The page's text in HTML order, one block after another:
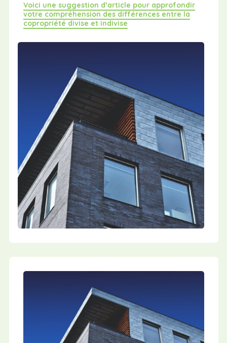
Voici une suggestion d’article pour approfondir
votre compréhension des différences entre la
copropriété divise et indivise